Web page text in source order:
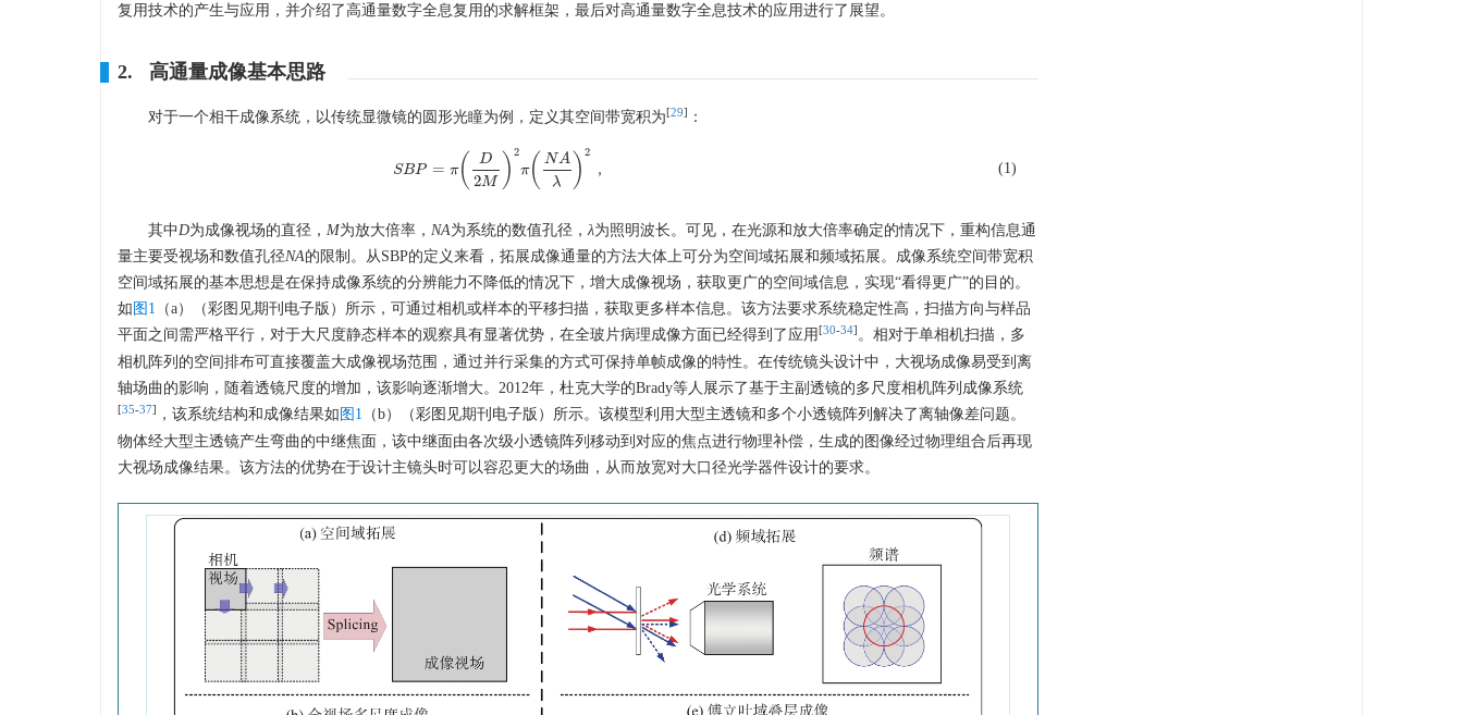
复用技术的产生与应用，并介绍了高通量数字全息复用的求解框架，最后对高通量数字全息技术的应用进行了展望。
2. 高通量成像基本思路
对于一个相干成像系统，以传统显微镜的圆形光瞳为例，定义其空间带宽积为[29] ：
SBP = π( D
2M ) 2
π( NA
λ
) 2
，
SBP =π( D2M) 2 (N Aλ)2， (1)
其中D为成像视场的直径， M为放大倍率， NA为系统的数值孔径，λ为照明波长。可见，在光源和放大倍率确定的情况下，重构信息通
量主要受视场和数值孔径NA的限制。从SBP的定义来看，拓展成像通量的方法大体上可分为空间域拓展和频域拓展。成像系统空间带宽积
空间域拓展的基本思想是在保持成像系统的分辨能力不降低的情况下，增大成像视场，获取更广的空间域信息，实现“看得更广”的目的。
如 图1 （a）（彩图见期刊电子版）所示，可通过相机或样本的平移扫描，获取更多样本信息。该方法要求系统稳定性高，扫描方向与样品
平面之间需严格平行，对于大尺度静态样本的观察具有显著优势，在全玻片病理成像方面已经得到了应用 [30-34] 。相对于单相机扫描，多
相机阵列的空间排布可直接覆盖大成像视场范围，通过并行采集的方式可保持单帧成像的特性。在传统镜头设计中，大视场成像易受到离
轴场曲的影响，随着透镜尺度的增加，该影响逐渐增大。2012年，杜克大学的Brady等人展示了基于主副透镜的多尺度相机阵列成像系统
[35-37] ，该系统结构和成像结果如 图1 （b）（彩图见期刊电子版）所示。该模型利用大型主透镜和多个小透镜阵列解决了离轴像差问题。
物体经大型主透镜产生弯曲的中继焦面，该中继面由各次级小透镜阵列移动到对应的焦点进行物理补偿，生成的图像经过物理组合后再现
大视场成像结果。该方法的优势在于设计主镜头时可以容忍更大的场曲，从而放宽对大口径光学器件设计的要求。